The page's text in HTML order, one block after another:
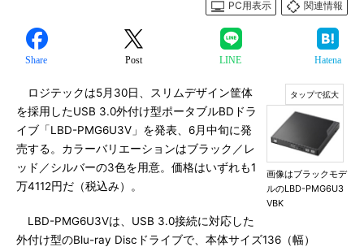
PC用表示
関連情報
Share Post LINE Hatena
画像はブラックモデ
ルのLBD-PMG6U3
VBK
ロジテックは5月30日、スリムデザイン筐体
を採用したUSB 3.0外付け型ポータブルBDドラ
イブ「LBD-PMG6U3V」を発表、6月中旬に発
売する。カラーバリエーションはブラック／レ
ッド／シルバーの3色を用意。価格はいずれも1
万4112円だ（税込み）。
LBD-PMG6U3Vは、USB 3.0接続に対応した
外付け型のBlu-ray Discドライブで、本体サイズ136（幅）